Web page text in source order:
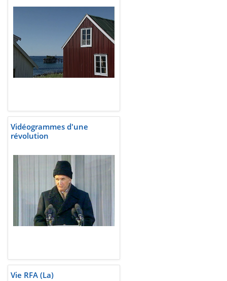
Vidéogrammes d'une
révolution
Vie RFA (La)